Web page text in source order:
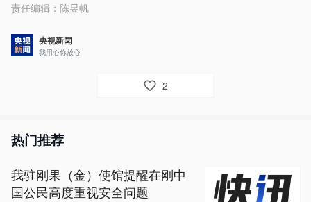
责任编辑： 陈昱帆
央视新闻
我用心你放心
2
热门推荐
我驻刚果（金）使馆提醒在刚中
国公民高度重视安全问题